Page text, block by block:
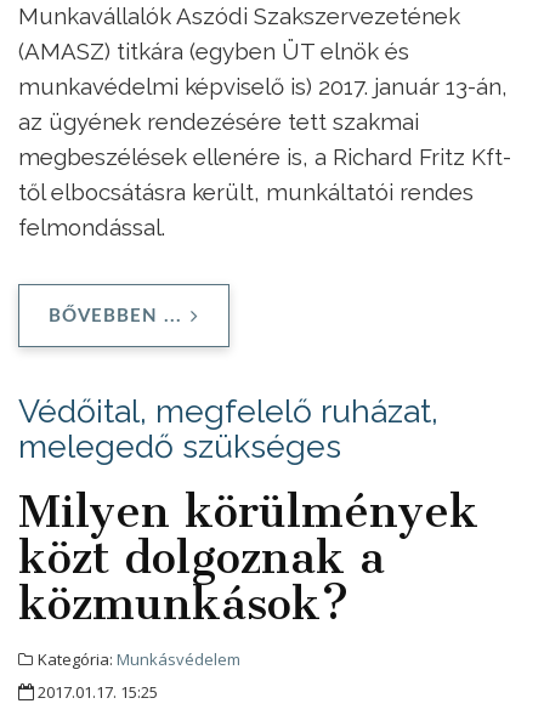
Munkavállalók Aszódi Szakszervezetének
(AMASZ) titkára (egyben ÜT elnök és
munkavédelmi képviselő is) 2017. január 13-án,
az ügyének rendezésére tett szakmai
megbeszélések ellenére is, a Richard Fritz Kft-
től elbocsátásra került, munkáltatói rendes
felmondással.
BŐVEBBEN ...
Védőital, megfelelő ruházat,
melegedő szükséges
Milyen körülmények
közt dolgoznak a
közmunkások?
Kategória: Munkásvédelem
2017.01.17. 15:25